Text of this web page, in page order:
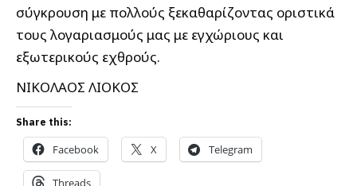
σύγκρουση με πολλούς ξεκαθαρίζοντας οριστικά
τους λογαριασμούς μας με εγχώριους και
εξωτερικούς εχθρούς.
ΝΙΚΟΛΑΟΣ ΛΙΟΚΟΣ
Share this:
Facebook X Telegram
Threads